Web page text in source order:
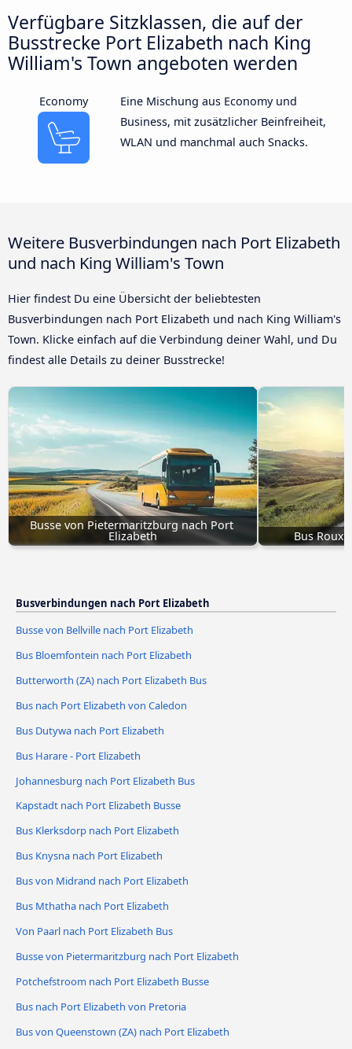
Verfügbare Sitzklassen, die auf der
Busstrecke Port Elizabeth nach King
William's Town angeboten werden
Economy
Eine Mischung aus Economy und
Business, mit zusätzlicher Beinfreiheit,
WLAN und manchmal auch Snacks.
Weitere Busverbindungen nach Port Elizabeth
und nach King William's Town
Hier findest Du eine Übersicht der beliebtesten
Busverbindungen nach Port Elizabeth und nach King William's
Town. Klicke einfach auf die Verbindung deiner Wahl, und Du
findest alle Details zu deiner Busstrecke!
Busse von Pietermaritzburg nach Port
Elizabeth Bus
Busverbindungen nach Port Elizabeth
Busse von Bellville nach Port Elizabeth
Bus Bloemfontein nach Port Elizabeth
Butterworth (ZA) nach Port Elizabeth Bus
Bus nach Port Elizabeth von Caledon
Bus Dutywa nach Port Elizabeth
Bus Harare - Port Elizabeth
Johannesburg nach Port Elizabeth Bus
Kapstadt nach Port Elizabeth Busse
Bus Klerksdorp nach Port Elizabeth
Bus Knysna nach Port Elizabeth
Bus von Midrand nach Port Elizabeth
Bus Mthatha nach Port Elizabeth
Von Paarl nach Port Elizabeth Bus
Busse von Pietermaritzburg nach Port Elizabeth
Potchefstroom nach Port Elizabeth Busse
Bus nach Port Elizabeth von Pretoria
Bus von Queenstown (ZA) nach Port Elizabeth